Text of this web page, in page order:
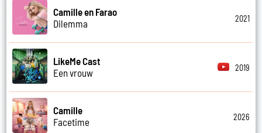
Camille en Farao
Dilemma
2021
LikeMe Cast
Een vrouw
2019
Camille
Facetime
2026